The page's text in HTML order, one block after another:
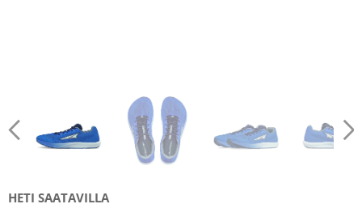
HETI SAATAVILLA